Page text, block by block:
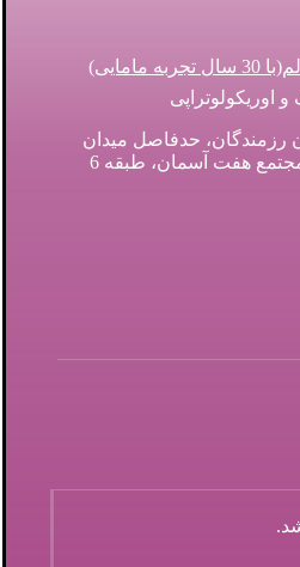
اوریکولوتراپی
رزمندگان، حدفاصل میدان
ماه فرخی و سه راه بنفشه، مجتمع هفت آسمان، طبقه 6